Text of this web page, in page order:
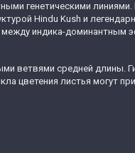
генетическими
Hindu Kush и
индика-доминантным
ветвями средней длины.
цветения листья могут